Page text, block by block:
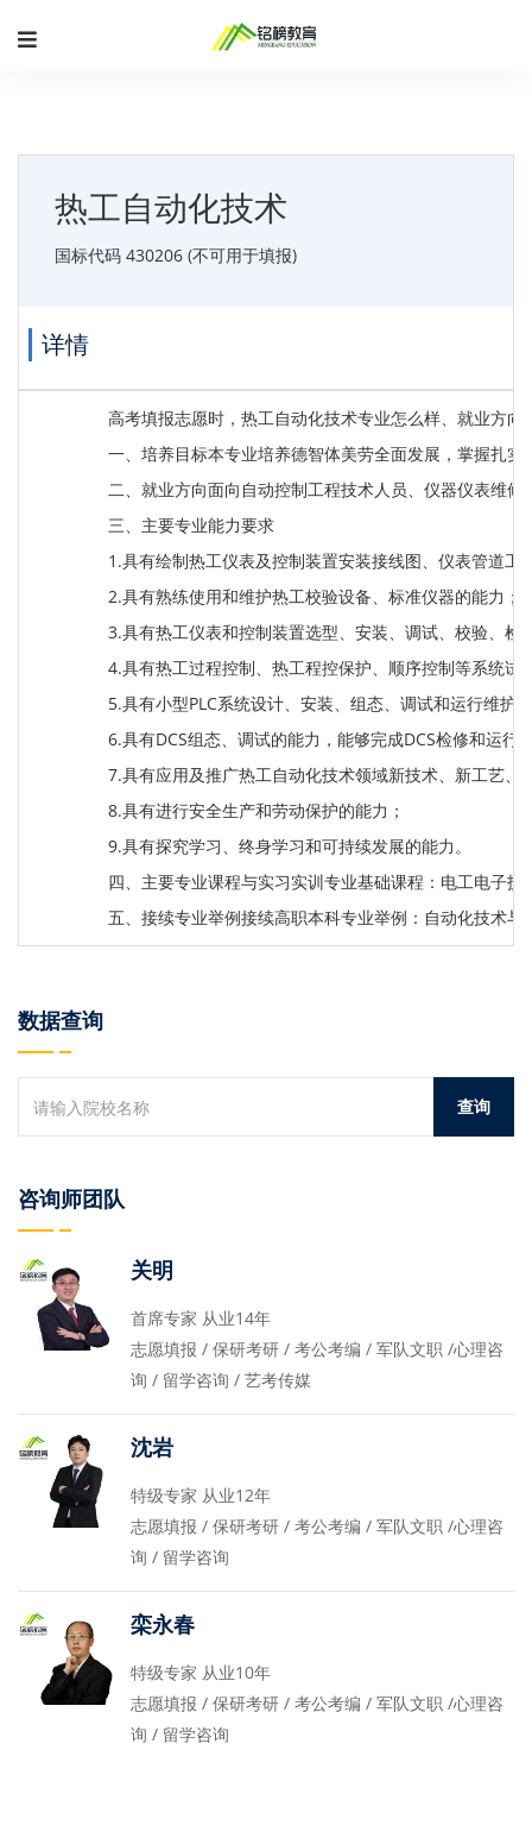
热工自动化技术
国标代码 430206 (不可用于填报)
详情
高考填报志愿时，热工自动化技术专业怎么样、就业方
一、培养目标本专业培养德智体美劳全面发展，掌握扎
二、就业方向面向自动控制工程技术人员、仪器仪表维
三、主要专业能力要求
1.具有绘制热工仪表及控制装置安装接线图、仪表管道
2.具有熟练使用和维护热工校验设备、标准仪器的能力；
3.具有热工仪表和控制装置选型、安装、调试、校验、检
4.具有热工过程控制、热工程控保护、顺序控制等系统试
5.具有小型PLC系统设计、安装、组态、调试和运行维护
6.具有DCS组态、调试的能力，能够完成DCS检修和运行
7.具有应用及推广热工自动化技术领域新技术、新工艺、
8.具有进行安全生产和劳动保护的能力；
9.具有探究学习、终身学习和可持续发展的能力。
四、主要专业课程与实习实训专业基础课程：电工电子
五、接续专业举例接续高职本科专业举例：自动化技术
数据查询
咨询师团队
关明
首席专家 从业14年
志愿填报 / 保研考研 / 考公考编 / 军队文职 /心理咨
询 / 留学咨询 / 艺考传媒
沈岩
特级专家 从业12年
志愿填报 / 保研考研 / 考公考编 / 军队文职 /心理咨
询 / 留学咨询
栾永春
特级专家 从业10年
志愿填报 / 保研考研 / 考公考编 / 军队文职 /心理咨
询 / 留学咨询